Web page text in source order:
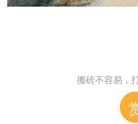
搬砖不容易，